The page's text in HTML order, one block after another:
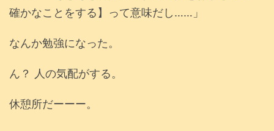
確かなことをする】って意味だし……」
なんか勉強になった。
ん？ 人の気配がする。
休憩所だーーー。